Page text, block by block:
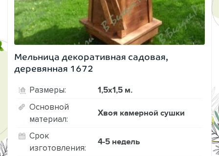
Мельница декоративная садовая,
деревянная 1672
Размеры: 1,5х1,5 м.
Основной
материал:
Хвоя камерной сушки
Срок
изготовления:
4-5 недель